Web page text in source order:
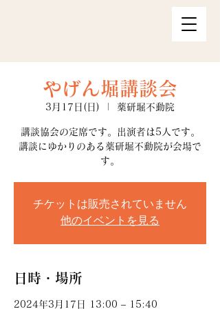
やげん堀講談会
3月17日(日) 薬研堀不動院
講談協会の定席です。出演者は5人です。
講談にゆかりのある薬研堀不動院が会場で
す。
チケットは販売されていません
他のイベントを見る
日時・場所
2024年3月17日 13:00 – 15:40